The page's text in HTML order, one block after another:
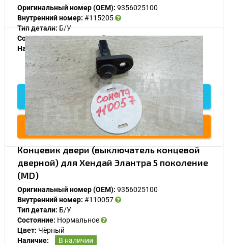
Оригинальный номер (OEM): 9356025100
Внутренний номер: #115205
Тип детали:Б/У
Состояние:Нормальное
Наличие:
В наличии
600
Подробнее
Купить
Концевик двери (выключатель концевой
дверной) для Хендай Элантра 5 поколение
(MD)
Оригинальный номер (OEM): 9356025100
Внутренний номер: #110057
Тип детали: Б/У
Состояние: Нормальное
Цвет: Чёрный
Наличие:
В наличии